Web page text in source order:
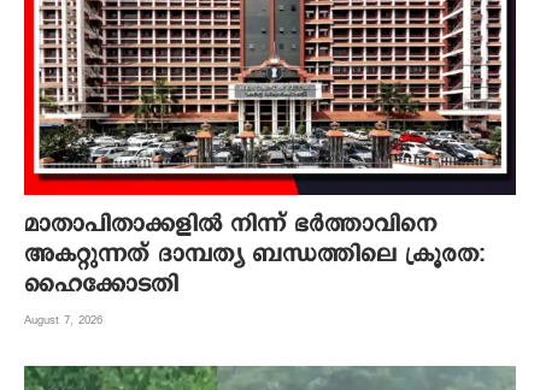
മാതാപിതാക്കളില്‍ നിന്ന് ഭര്‍ത്താവിനെ
അകറ്റുന്നത് ദാമ്പത്യ ബന്ധത്തിലെ ക്രൂരത:
ഹൈക്കോടതി
August 7, 2026